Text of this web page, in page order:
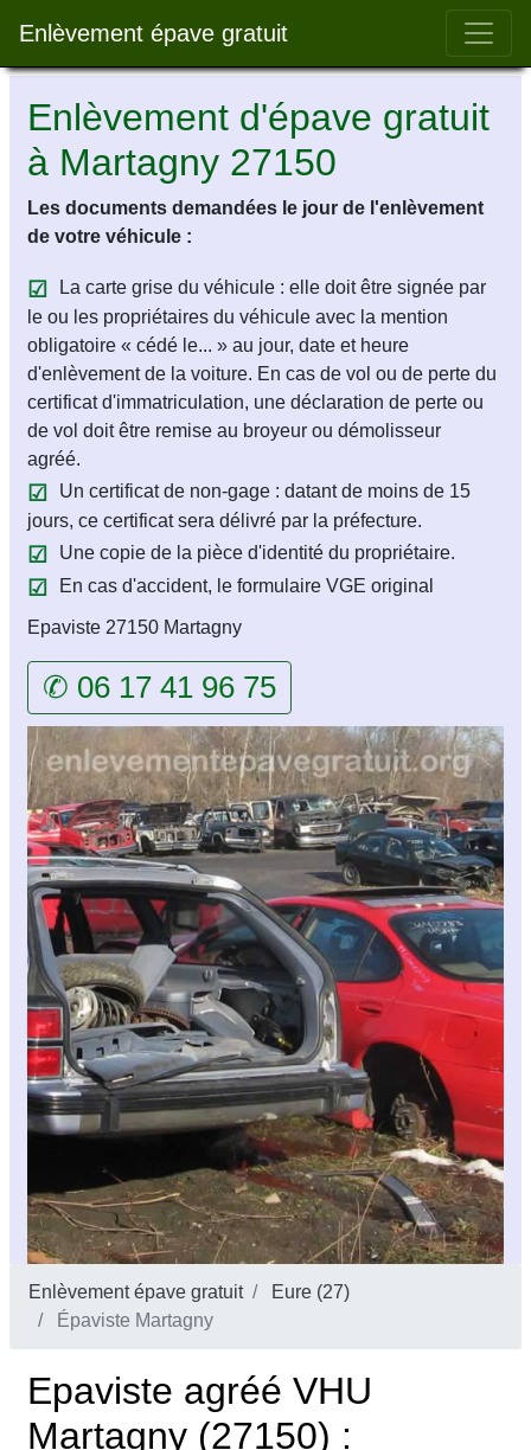
Enlèvement épave gratuit Bar
Enlèvement d'épave gratuit
à Martagny 27150
Les documents demandées le jour de l'enlèvement
de votre véhicule :
La carte grise du véhicule : elle doit être signée par
le ou les propriétaires du véhicule avec la mention
obligatoire « cédé le... » au jour, date et heure
d'enlèvement de la voiture. En cas de vol ou de perte du
certificat d'immatriculation, une déclaration de perte ou
de vol doit être remise au broyeur ou démolisseur
agréé.
Un certificat de non-gage : datant de moins de 15
jours, ce certificat sera délivré par la préfecture.
Une copie de la pièce d'identité du propriétaire.
En cas d'accident, le formulaire VGE original
Epaviste 27150 Martagny
✆ 06 17 41 96 75
Enlèvement épave gratuit
Eure (27)
Épaviste Martagny
Epaviste agréé VHU
Martagny (27150) :